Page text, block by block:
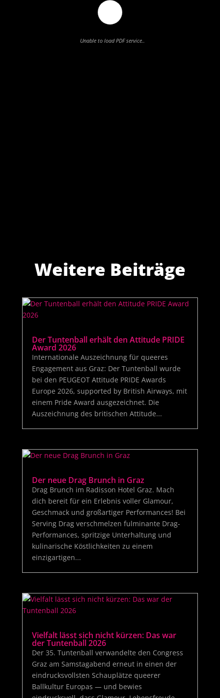
Unable to load PDF service..
Weitere Beiträge
Der Tuntenball erhält den Attitude PRIDE
Award 2026
Internationale Auszeichnung für queeres
Engagement aus Graz: Der Tuntenball wurde
bei den PEUGEOT Attitude PRIDE Awards
Europe 2026, supported by British Airways, mit
einem Pride Award ausgezeichnet. Die
Auszeichnung des britischen Attitude...
Der neue Drag Brunch in Graz
Drag Brunch im Radisson Hotel Graz. Mach
dich bereit für ein Erlebnis voller Glamour,
Geschmack und großartiger Performances! Bei
Serving Drag verschmelzen fulminante Drag-
Performances, spritzige Unterhaltung und
kulinarische Köstlichkeiten zu einem
einzigartigen...
Vielfalt lässt sich nicht kürzen: Das war
der Tuntenball 2026
Der 35. Tuntenball verwandelte den Congress
Graz am Samstagabend erneut in einen der
eindrucksvollsten Schauplätze queerer
Ballkultur Europas — und bewies